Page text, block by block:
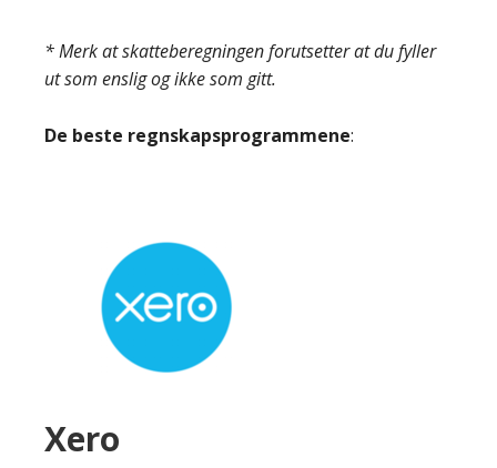
* Merk at skatteberegningen forutsetter at du fyller
ut som enslig og ikke som gitt.
De beste regnskapsprogrammene:
Xero